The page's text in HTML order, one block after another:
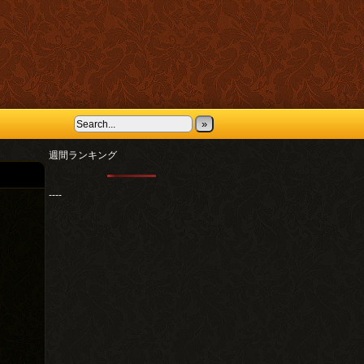
»
週間ランキング
----